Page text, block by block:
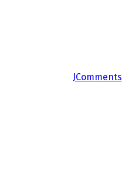
JComments